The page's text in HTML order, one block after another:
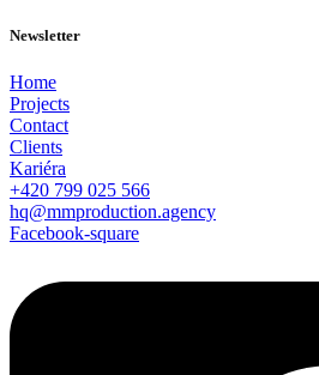
Newsletter
Home
Projects
Contact
Clients
Kariéra
+420 799 025 566
hq@mmproduction.agency
Facebook-square